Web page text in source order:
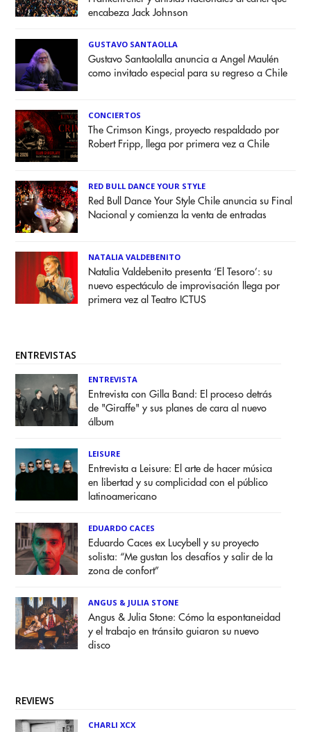
encabeza Jack Johnson
GUSTAVO SANTAOLLA
Gustavo Santaolalla anuncia a Angel Maulén
como invitado especial para su regreso a Chile
CONCIERTOS
The Crimson Kings, proyecto respaldado por
Robert Fripp, llega por primera vez a Chile
RED BULL DANCE YOUR STYLE
Red Bull Dance Your Style Chile anuncia su Final
Nacional y comienza la venta de entradas
NATALIA VALDEBENITO
Natalia Valdebenito presenta ‘El Tesoro’: su
nuevo espectáculo de improvisación llega por
primera vez al Teatro ICTUS
ENTREVISTAS
ENTREVISTA
Entrevista con Gilla Band: El proceso detrás
de "Giraffe" y sus planes de cara al nuevo
álbum
LEISURE
Entrevista a Leisure: El arte de hacer música
en libertad y su complicidad con el público
latinoamericano
EDUARDO CACES
Eduardo Caces ex Lucybell y su proyecto
solista: “Me gustan los desafíos y salir de la
zona de confort”
ANGUS & JULIA STONE
Angus & Julia Stone: Cómo la espontaneidad
y el trabajo en tránsito guiaron su nuevo
disco
REVIEWS
CHARLI XCX